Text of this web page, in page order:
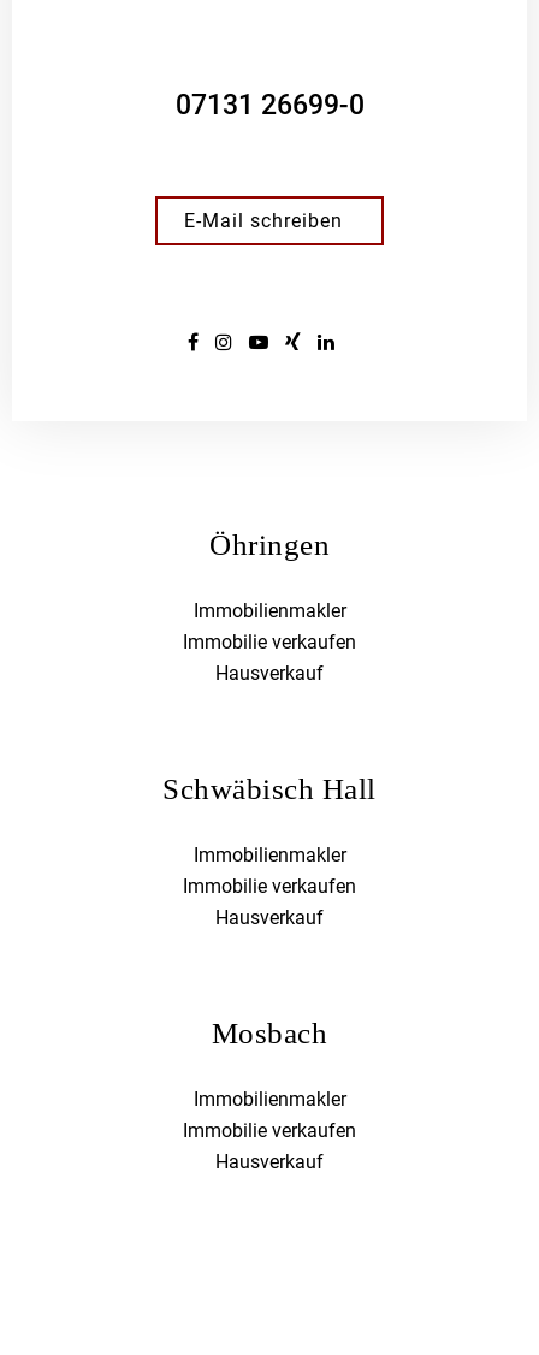
07131 26699-0
E-Mail schreiben
Öhringen
Immobilienmakler
Immobilie verkaufen
Hausverkauf
Schwäbisch Hall
Immobilienmakler
Immobilie verkaufen
Hausverkauf
Mosbach
Immobilienmakler
Immobilie verkaufen
Hausverkauf